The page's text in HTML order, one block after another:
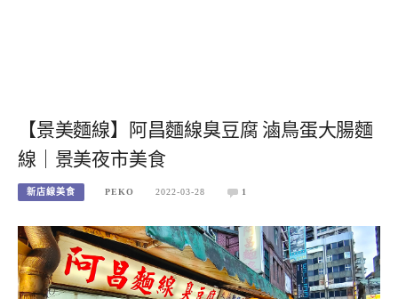
【景美麵線】阿昌麵線臭豆腐 滷鳥蛋大腸麵
線｜景美夜市美食
新店線美食 PEKO 2022-03-28 1